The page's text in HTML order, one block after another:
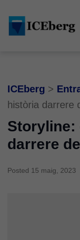
main
content
footer
ICEberg >
història darrere
Storyline:
darrere
Posted 15 maig, 2023